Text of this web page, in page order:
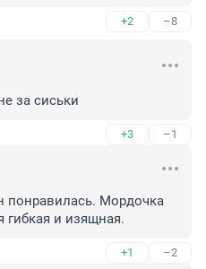
+2 –8
за сиськи
+3 –1
понравилась. Мордочка
гибкая и изящная.
+1 –2